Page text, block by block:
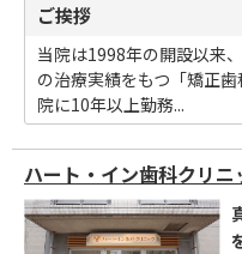
ご挨拶
当院は1998年の開設以来
の治療実績をもつ「矯正
院に10年以上勤務...
ハート・イン歯科クリニ